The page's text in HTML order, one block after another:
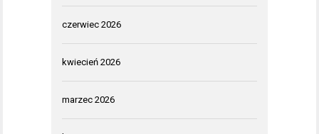
czerwiec 2026
kwiecień 2026
marzec 2026